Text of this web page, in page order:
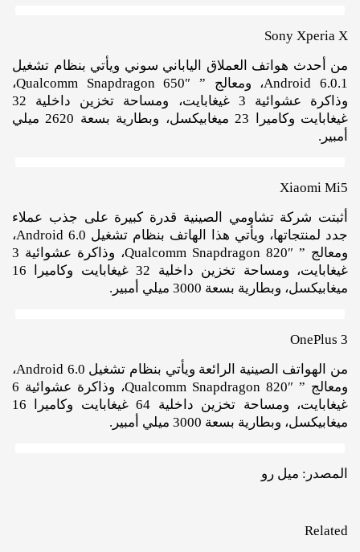
Sony Xperia X
من أحدث هواتف العملاق الياباني سوني ويأتي بنظام تشغيل
Android 6.0.1، ومعالج ” Qualcomm Snapdragon 650″،
وذاكرة عشوائية 3 غيغابايت، ومساحة تخزين داخلية 32
غيغابايت وكاميرا 23 ميغابيكسل، وبطارية بسعة 2620 ميلي
أمبير.
Xiaomi Mi5
أثبتت شركة تشاومي الصينية قدرة كبيرة على جذب عملاء
جدد لمنتجاتها، ويأتي هذا الهاتف بنظام تشغيل Android 6.0،
ومعالج ” Qualcomm Snapdragon 820″، وذاكرة عشوائية 3
غيغابايت، ومساحة تخزين داخلية 32 غيغابايت وكاميرا 16
ميغابيكسل، وبطارية بسعة 3000 ميلي أمبير.
OnePlus 3
من الهواتف الصينية الرائعة ويأتي بنظام تشغيل Android 6.0،
ومعالج ” Qualcomm Snapdragon 820″، وذاكرة عشوائية 6
غيغابايت، ومساحة تخزين داخلية 64 غيغابايت وكاميرا 16
ميغابيكسل، وبطارية بسعة 3000 ميلي أمبير.
المصدر: ميل رو
Related